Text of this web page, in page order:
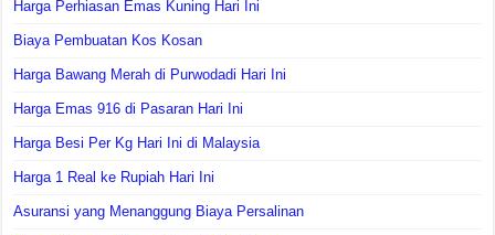
Harga Perhiasan Emas Kuning Hari Ini
Biaya Pembuatan Kos Kosan
Harga Bawang Merah di Purwodadi Hari Ini
Harga Emas 916 di Pasaran Hari Ini
Harga Besi Per Kg Hari Ini di Malaysia
Harga 1 Real ke Rupiah Hari Ini
Asuransi yang Menanggung Biaya Persalinan